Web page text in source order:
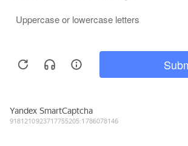
Выписка из единого реестра
области инженерных изысканий и